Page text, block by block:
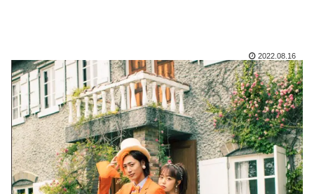
2022.08.16